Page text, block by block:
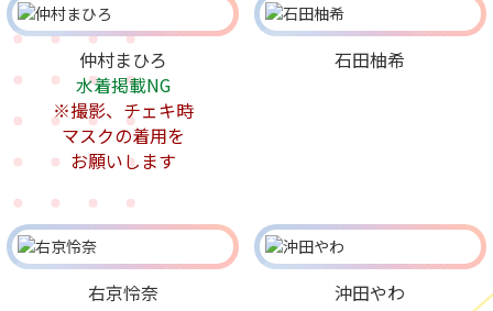
仲村まひろ
水着掲載NG
※撮影、チェキ時
マスクの着用を
お願いします
石田柚希
右京怜奈 沖田やわ